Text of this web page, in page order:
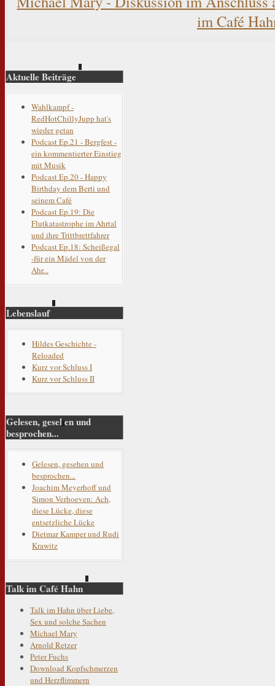
im Café
Aktuelle Beiträge
Wahlkampf -
RedHotChillyJupp hat's
wieder getan
Podcast Ep.21 - Bergfest -
ein kommentierter Einstieg
mit Musik
Podcast Ep.20 - Happy
Birthday dem Berti und
seinem Café
Podcast Ep.19: Die
Flutkatastrophe im Ahrtal
und ihre Trittbrettfahrer
Podcast Ep.18: Scheißegal
-für ein Mädel von der
Ahr...
Lebenslauf
Hildes Geschichte -
Reloaded
Kurz vor Schluss I
Kurz vor Schluss II
Gelesen, gesehen und
besprochen...
Gelesen, gesehen und
besprochen...
Joachim Meyerhoff und
Simon Verhoeven: Ach,
diese Lücke, diese
entsetzliche Lücke
Dietmar Kamper und Rudi
Krawitz
Talk im Café Hahn
Talk im Hahn über Liebe,
Sex und solche Sachen
Michael Mary
Arnold Retzer
Peter Fuchs
Download Kopfschmerzen
und Herzflimmern